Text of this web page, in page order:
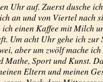
Uhr auf. Zuerst dusche
an und von Viertel nach
einen Kaffee mit Milch
Um acht Uhr gehe ich zur
aber um zwölf mache ich
Sport und Kunst.
Eltern und meinen